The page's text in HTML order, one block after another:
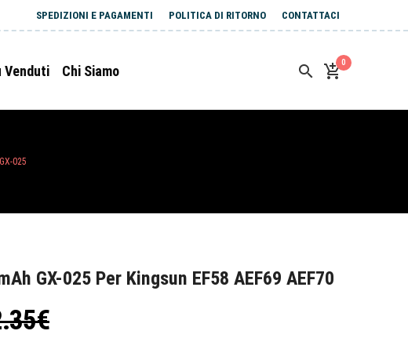
SPEDIZIONI E PAGAMENTI POLITICA DI RITORNO CONTATTACI
Venduti Chi Siamo
0
025
GX-025 Per Kingsun EF58 AEF69 AEF70